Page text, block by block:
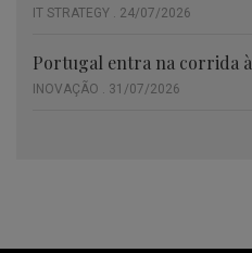
IT STRATEGY . 24/07/2026
Portugal entra na corrida
INOVAÇÃO . 31/07/2026